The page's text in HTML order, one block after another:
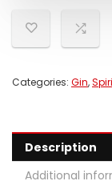
Categories: Gin,
Description
Additional